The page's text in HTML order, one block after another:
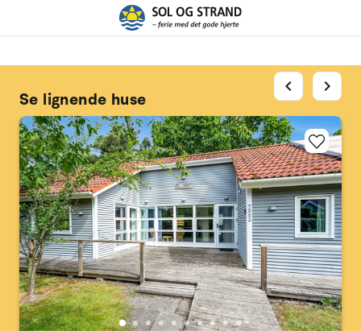
Se lignende huse
chevron_left chevron_right